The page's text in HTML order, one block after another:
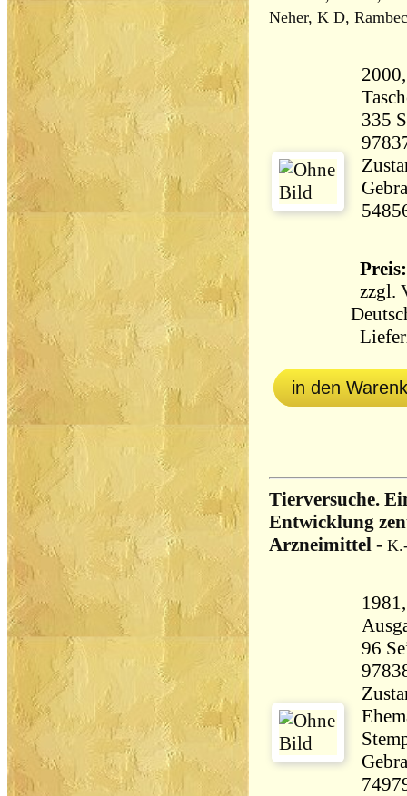
Neher, K D,
335 Seiten
zzgl.
in den
Tierversuche.
Entwicklung
Arzneimittel -
1981,
96 Seiten